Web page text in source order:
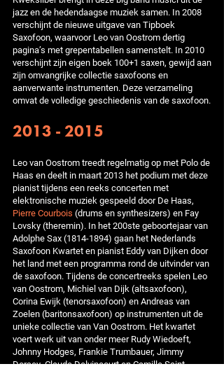
jazz en de hedendaagse muziek samen. In 2008
verschijnt de nieuwe uitgave van Tipboek
Saxofoon, waarvoor Leo van Oostrom dertig
pagina’s met grepentabellen samenstelt. In 2010
verschijnt zijn eigen boek 100+1 saxen, gewijd aan
zijn omvangrijke collectie saxofoons en
aanverwante instrumenten. Deze verzameling
omvat de volledige geschiedenis van de saxofoon.
2013 - 2015
Leo van Oostrom treedt regelmatig op met Polo de
Haas en deelt in maart 2013 het podium met deze
pianist tijdens een reeks concerten met
elektronische muziek gespeeld door De Haas,
Pierre Courbois (drums en synthesizers) en Fay
Lovsky (theremin). In het 200ste geboortejaar van
Adolphe Sax (1814-1894) gaan het Nederlands
Saxofoon Kwartet en pianist Eddy van Dijken door
het land met een programma rond de uitvinder van
de saxofoon. Tijdens de concertreeks spelen Leo
van Oostrom, Michiel van Dijk (altsaxofoon),
Corina Ewijk (tenorsaxofoon) en Andreas van
Zoelen (baritonsaxofoon) op instrumenten uit de
unieke collectie van Van Oostrom. Het kwartet
voert werk uit van onder meer Rudy Wiedoeft,
Johnny Hodges, Frankie Trumbauer, Jimmy
Dorsey, Claude Delvincourt en Camille Saint-